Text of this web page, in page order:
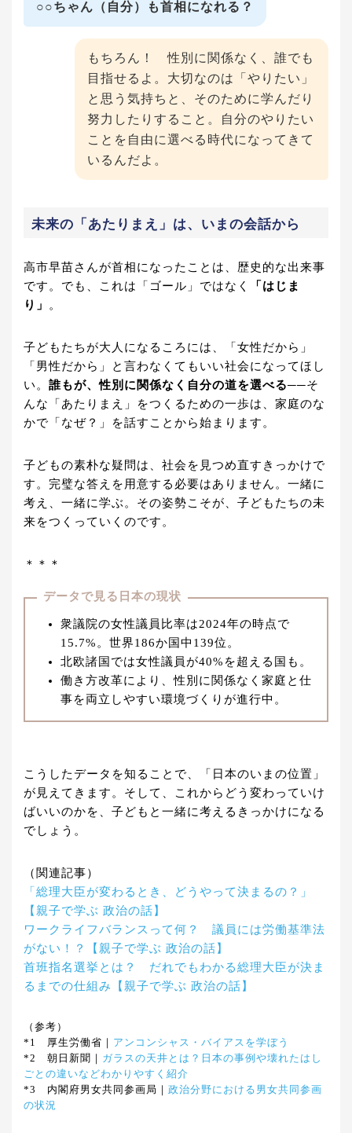
○○ちゃん（自分）も首相になれる？
もちろん！ 性別に関係なく、誰でも
目指せるよ。大切なのは「やりたい」
と思う気持ちと、そのために学んだり
努力したりすること。自分のやりたい
ことを自由に選べる時代になってきて
いるんだよ。
未来の「あたりまえ」は、いまの会話から
高市早苗さんが首相になったことは、歴史的な出来事
です。でも、これは「ゴール」ではなく
「はじま
り」
。
子どもたちが大人になるころには、「女性だから」
「男性だから」と言わなくてもいい社会になってほし
い。 誰もが、性別に関係なく自分の道を選べる──そ
んな「あたりまえ」をつくるための一歩は、家庭のな
かで「なぜ？」を話すことから始まります。
子どもの素朴な疑問は、社会を見つめ直すきっかけで
す。完璧な答えを用意する必要はありません。一緒に
考え、一緒に学ぶ。その姿勢こそが、子どもたちの未
来をつくっていくのです。
＊＊＊
データで見る日本の現状
衆議院の女性議員比率は2024年の時点で
15.7%。世界186か国中139位。
北欧諸国では女性議員が40%を超える国も。
働き方改革により、性別に関係なく家庭と仕
事を両立しやすい環境づくりが進行中。
こうしたデータを知ることで、「日本のいまの位置」
が見えてきます。そして、これからどう変わっていけ
ばいいのかを、子どもと一緒に考えるきっかけになる
でしょう。
（関連記事）
「総理大臣が変わるとき、どうやって決まるの？」
【親子で学ぶ 政治の話】
ワークライフバランスって何？ 議員には労働基準法
がない！？【親子で学ぶ 政治の話】
首班指名選挙とは？ だれでもわかる総理大臣が決ま
るまでの仕組み【親子で学ぶ 政治の話】
（参考）
*1 厚生労働省｜ アンコンシャス・バイアスを学ぼう
*2 朝日新聞｜ ガラスの天井とは？日本の事例や壊れたはし
ごとの違いなどわかりやすく紹介
*3 内閣府男女共同参画局｜ 政治分野における男女共同参画
の状況